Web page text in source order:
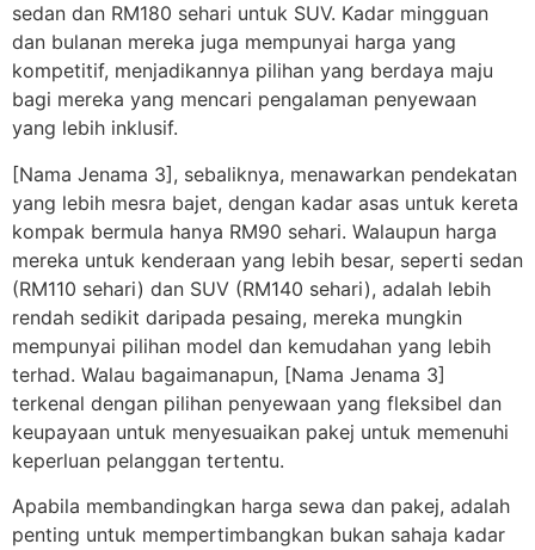
sedan dan RM180 sehari untuk SUV. Kadar mingguan
dan bulanan mereka juga mempunyai harga yang
kompetitif, menjadikannya pilihan yang berdaya maju
bagi mereka yang mencari pengalaman penyewaan
yang lebih inklusif.
[Nama Jenama 3], sebaliknya, menawarkan pendekatan
yang lebih mesra bajet, dengan kadar asas untuk kereta
kompak bermula hanya RM90 sehari. Walaupun harga
mereka untuk kenderaan yang lebih besar, seperti sedan
(RM110 sehari) dan SUV (RM140 sehari), adalah lebih
rendah sedikit daripada pesaing, mereka mungkin
mempunyai pilihan model dan kemudahan yang lebih
terhad. Walau bagaimanapun, [Nama Jenama 3]
terkenal dengan pilihan penyewaan yang fleksibel dan
keupayaan untuk menyesuaikan pakej untuk memenuhi
keperluan pelanggan tertentu.
Apabila membandingkan harga sewa dan pakej, adalah
penting untuk mempertimbangkan bukan sahaja kadar